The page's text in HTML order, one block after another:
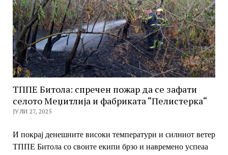
ТППЕ Битола: спречен пожар да се зафати
селото Меџитлија и фабриката “Пелистерка“
ЈУЛИ 27, 2025
И покрај денешните високи температури и силниот ветер
ТППЕ Битола со своите екипи брзо и навремено успеаа